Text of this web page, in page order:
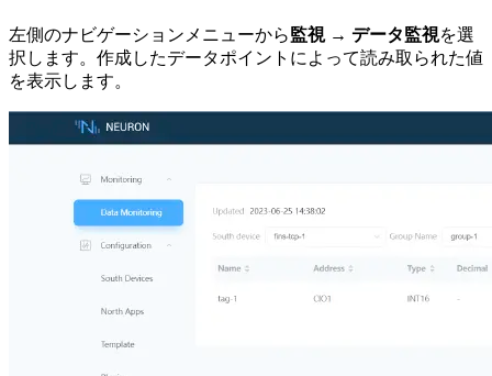
左側のナビゲーションメニューから監視 → データ監視を選
択します。作成したデータポイントによって読み取られた値
を表示します。